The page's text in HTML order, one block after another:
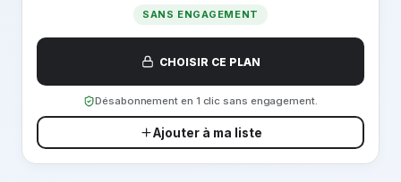
SANS ENGAGEMENT
CHOISIR CE PLAN
Désabonnement en 1 clic sans engagement.
Ajouter à ma liste